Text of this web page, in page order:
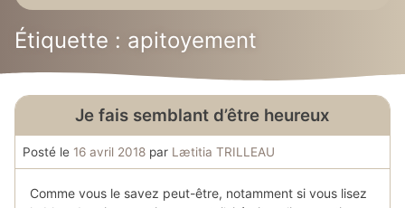
Étiquette : apitoyement
Je fais semblant d’être heureux
Posté le 16 avril 2018 par Lætitia TRILLEAU
Comme vous le savez peut-être, notamment si vous lisez